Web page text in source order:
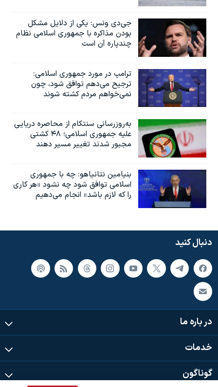
جی‌دی ونس: یکی از دلایل مشکل
بودن مذاکره با جمهوری اسلامی نظام
چندپاره آن است
ترامپ در مورد جمهوری اسلامی:
ترجیح می‌دهم توافق شود، چون
نمی‌خواهم مردم کشته شوند
به‌روزرسانی سنتکام از محاصره دریایی
علیه جمهوری اسلامی؛ ۴۸ کشتی
مجبور شدند تغییر مسیر دهند
بنیامین نتانیاهو: چه با جمهوری
اسلامی توافق شود چه نشود «هر کاری
را که لازم باشد» انجام می‌دهیم
دنبال کنید
در باره ما
خدمات
گوناگون